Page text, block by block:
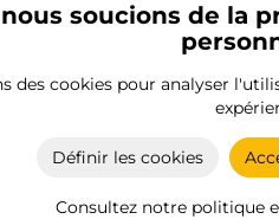
soucions de la
des cookies pour analyser
Définir les cookies
Consultez notre politique